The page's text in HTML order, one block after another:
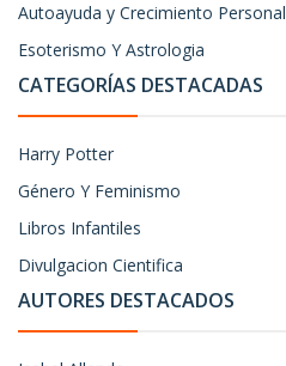
Autoayuda y Crecimiento Personal
Esoterismo Y Astrologia
CATEGORÍAS DESTACADAS
Harry Potter
Género Y Feminismo
Libros Infantiles
Divulgacion Cientifica
AUTORES DESTACADOS